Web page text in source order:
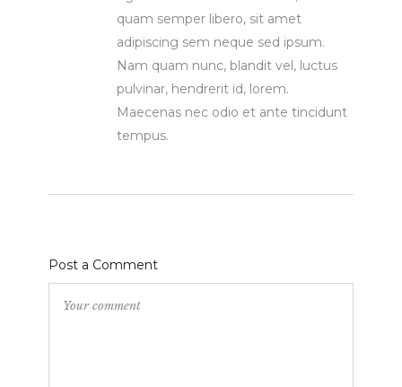
quam semper libero, sit amet
adipiscing sem neque sed ipsum.
Nam quam nunc, blandit vel, luctus
pulvinar, hendrerit id, lorem.
Maecenas nec odio et ante tincidunt
tempus.
Post a Comment